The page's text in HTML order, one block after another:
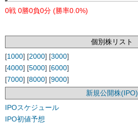
0戦 0勝0負0分 (勝率0.0%)
個別株リスト
[1000] [2000] [3000]
[4000] [5000] [6000]
[7000] [8000] [9000]
新規公開株(IPO)
IPOスケジュール
IPO初値予想